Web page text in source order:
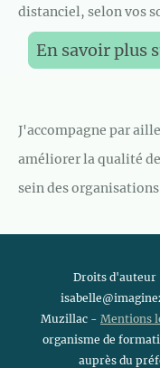
distanciel, selon vos
En savoir plus
J'accompagne par
améliorer la qualité
sein des organisations
Droits d'auteur
Muzillac - Mentions
organisme de
auprès du